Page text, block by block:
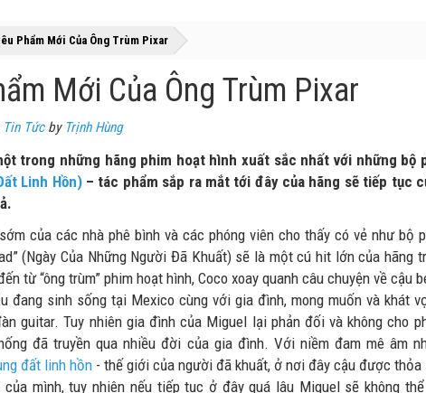
»»
Phẩm Mới Của Ông Trùm Pixar
Mới Của Ông Trùm Pixar
Tin Tứcby Trịnh Hùng
trong những hãng phim hoạt hình xuất sắc nhất với những bộ
Linh Hồn)– tác phẩm sắp ra mắt tới đây của hãng sẽ tiếp tục
của các nhà phê bình và các phóng viên cho thấy có vẻ như bộ
(Ngày Của Những Người Đã Khuất) sẽ là một cú hit lớn của hãng
từ “ông trùm” phim hoạt hình, Coco xoay quanh câu chuyện về cậu
đang sinh sống tại Mexico cùng với gia đình, mong muốn và khát
guitar. Tuy nhiên gia đình của Miguel lại phản đối và không cho
đã truyền qua nhiều đời của gia đình. Với niềm đam mê âm
đất linh hồn - thế giới của người đã khuất, ở nơi đây cậu được
mình, tuy nhiên nếu tiếp tục ở đây quá lâu Miguel sẽ không